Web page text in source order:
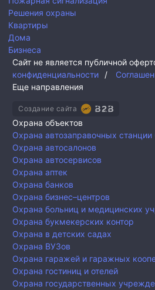
Решения охраны
Квартиры
Дома
Бизнеса
Сайт не является публичной
конфиденциальности /
Еще направления
Создание сайта
Охрана объектов
Охрана автозаправочных
Охрана автосалонов
Охрана автосервисов
Охрана аптек
Охрана банков
Охрана бизнес–центров
Охрана больниц и медицинских
Охрана букмекерских контор
Охрана в детских садах
Охрана ВУЗов
Охрана гаражей и гаражных
Охрана гостиниц и отелей
Охрана государственных